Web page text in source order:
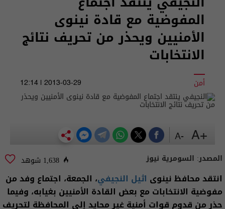
المفوضية مع قادة نينوى
الأمنيين ويحذر من تحريف نتائج
الانتخابات
أمن 2013-03-29 | 12:14
المصدر: السومرية نيوز 1,638 شوهد
انتقد محافظ نينوى اثيل النجيفي، الجمعة، اجتماع وفد من
مفوضية الانتخابات مع بعض القادة الأمنيين بغيابه، وفيما
حذر من قدوم قوات أمنية غير محايد إلى المحافظة لتحريف
+A
-A